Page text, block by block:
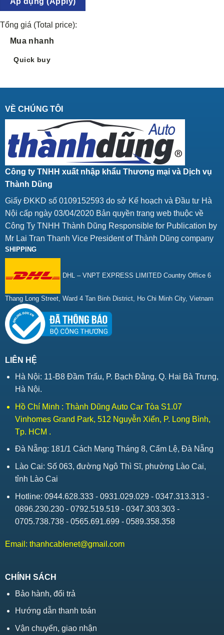
Tổng giá (Total price):
Mua nhanh
Quick buy
VỀ CHÚNG TÔI
Công ty TNHH xuất nhập khẩu Thương mại và Dịch vụ
Thành Dũng
Giấy ĐKKD số 0109152593 do sở Kế hoạch và Đầu tư Hà
Nội cấp ngày 03/04/2020 Bản quyền trang web thuộc về
Công Ty TNHH Thành Dũng Responsible for Publication by
Mr Lai Tran Thanh Vice President of Thành Dũng company
SHIPPING
DHL – VNPT EXPRESS LIMITED Country Office 6
Thang Long Street, Ward 4 Tan Binh District, Ho Chi Minh City, Vietnam
LIÊN HỆ
Hà Nội: 11-B8 Đầm Trấu, P. Bạch Đằng, Q. Hai Bà Trưng,
Hà Nội.
Hồ Chí Minh : Thành Dũng Auto Car Tòa S1.07
Vinhomes Grand Park, 512 Nguyễn Xiển, P. Long Bình,
Tp. HCM .
Đà Nẵng: 181/1 Cách Mạng Tháng 8, Cẩm Lệ, Đà Nẵng
Lào Cai: Số 063, đường Ngô Thì Sĩ, phường Lào Cai,
tỉnh Lào Cai
Hotline: 0944.628.333 - 0931.029.029 - 0347.313.313 -
0896.230.230 - 0792.519.519 - 0347.303.303 -
0705.738.738 - 0565.691.699 - 0589.358.358
Email: thanhcablenet@gmail.com
CHÍNH SÁCH
Bảo hành, đổi trả
Hướng dẫn thanh toán
Vận chuyển, giao nhận